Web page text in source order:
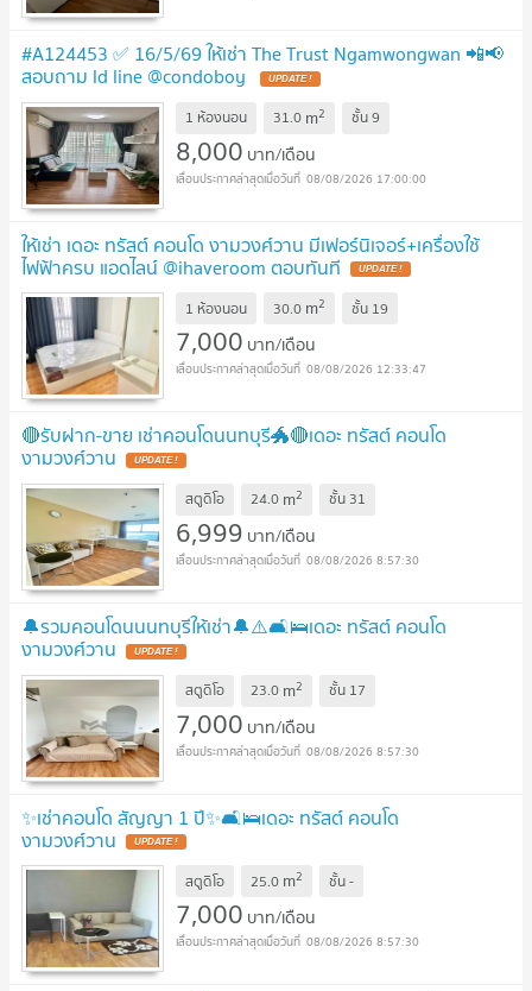
#A124453 ✅ 16/5/69 ให้เช่า The Trust Ngamwongwan 📲📢
สอบถาม ld line @condoboy UPDATE !
1 ห้องนอน 31.0 m2 ชั้น9
8,000 บาท/เดือน
08/08/2026 17:00:00
ให้เช่า เดอะ ทรัสต์ คอนโด งามวงศ์วาน มีเฟอร์นิเจอร์+เครื่องใช้
ไฟฟ้าครบ แอดไลน์ @ihaveroom ตอบทันที UPDATE !
1 ห้องนอน 30.0 m2 ชั้น 19
7,000 บาท/เดือน
08/08/2026 12:33:47
🔴รับฝาก-ขาย เช่าคอนโดนนทบุรี🐲🔴เดอะ ทรัสต์ คอนโด
งามวงศ์วาน UPDATE !
สตูดิโอ 24.0 m2 ชั้น 31
6,999 บาท/เดือน
08/08/2026 8:57:30
🔔รวมคอนโดนนนทบุรีให้เช่า🔔⚠️🛋️🛌เดอะ ทรัสต์ คอนโด
งามวงศ์วาน UPDATE !
สตูดิโอ 23.0 m2 ชั้น 17
7,000 บาท/เดือน
08/08/2026 8:57:30
✨เช่าคอนโด สัญญา 1 ปี✨🛋️🛌เดอะ ทรัสต์ คอนโด
งามวงศ์วาน UPDATE !
สตูดิโอ 25.0 m2 ชั้น-
7,000 บาท/เดือน
08/08/2026 8:57:30